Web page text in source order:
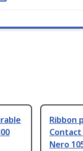
Ribbon
Contact
Nero